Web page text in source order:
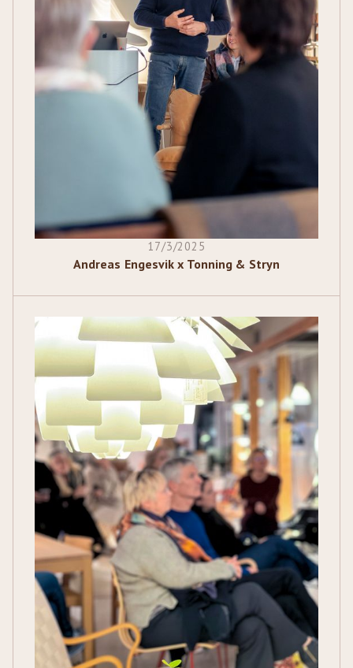
17/3/2025
Andreas Engesvik x Tonning & Stryn